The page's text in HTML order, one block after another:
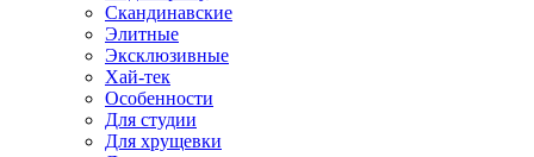
Скандинавские
Элитные
Эксклюзивные
Хай-тек
Особенности
Для студии
Для хрущевки